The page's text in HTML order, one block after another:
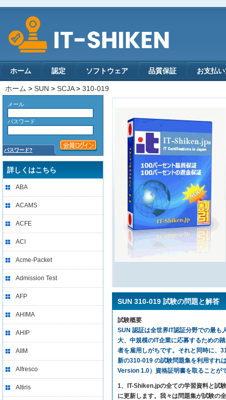
ホーム 認定 ソフトウェア 品質保証 お支払
ホーム > SUN > SCJA> 310-019
メール
パスワード
パスワード?
詳しくはこちら
ABA
ACAMS
ACFE
ACI
Acme-Packet
Admission Test
AFP
AHIMA
AHIP
AIIM
Alfresco
Altiris
SUN 310-019 試験の問題と解答
試験概要
SUN 認証は全世界IT認証分野での最
大、中規模のIT企業に応募するための
者を雇用しがちです。それと同時に、
新の310-019 の試験問題集を利用す
Version 1.0）資格証明書を取ることが
1、IT-Shiken.jpの全ての学習資料と試
に更新します。我々は問題集が試験の